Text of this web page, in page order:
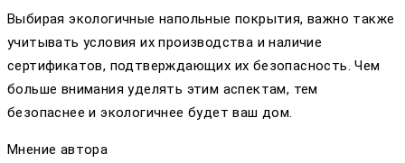
Выбирая экологичные напольные покрытия, важно также
учитывать условия их производства и наличие
сертификатов, подтверждающих их безопасность. Чем
больше внимания уделять этим аспектам, тем
безопаснее и экологичнее будет ваш дом.
Мнение автора